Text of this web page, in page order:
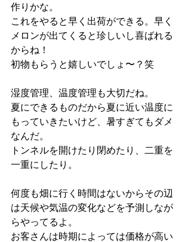
作りかな。
これをやると早く出荷ができる。早く
メロンが出てくると珍しいし喜ばれる
からね！
初物もらうと嬉しいでしょ〜？笑
湿度管理、温度管理も大切だね。
夏にできるものだから夏に近い温度に
もっていきたいけど、暑すぎてもダメ
なんだ。
トンネルを開けたり閉めたり、二重を
一重にしたり。
何度も畑に行く時間はないからその辺
は天候や気温の変化などを予測しなが
らやってるよ。
お客さんは時期によっては価格が高い